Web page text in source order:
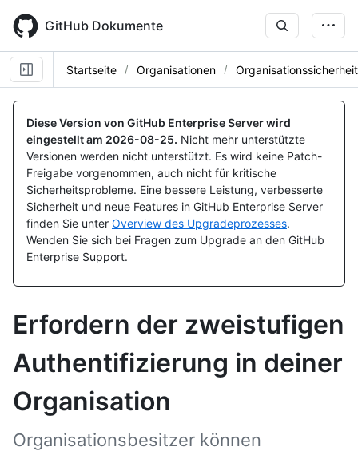
main
content
GitHub Dokumente
Startseite Organisationen Organisationssicherheit
Diese Version von GitHub Enterprise Server wird
eingestellt am 2026-08-25. Nicht mehr unterstützte
Versionen werden nicht unterstützt. Es wird keine Patch-
Freigabe vorgenommen, auch nicht für kritische
Sicherheitsprobleme. Eine bessere Leistung, verbesserte
Sicherheit und neue Features in GitHub Enterprise Server
finden Sie unter Overview des Upgradeprozesses.
Wenden Sie sich bei Fragen zum Upgrade an den GitHub
Enterprise Support.
Erfordern der zweistufigen
Authentifizierung in deiner
Organisation
Organisationsbesitzer können